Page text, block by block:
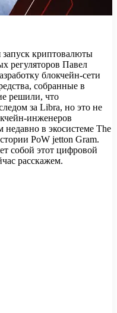
запуск криптовалюты
регуляторов Павел
блокчейн-сети
собранные в
решили, что
за Libra, но это не
инженеров
недавно в экосистеме The
PoW jetton Gram.
собой этот цифровой
расскажем.